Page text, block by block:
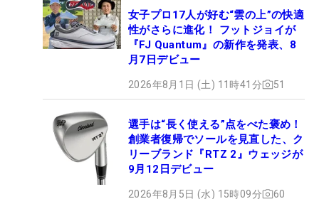
女子プロ17人が好む“雲の上”の快適
性がさらに進化！ フットジョイが
『FJ Quantum』の新作を発表、8
月7日デビュー
2026年8月1日 (土) 11時41分 51
選手は“長く使える”点をべた褒め！
創業者復帰でソールを見直した、ク
リーブランド『RTZ 2』ウェッジが
9月12日デビュー
2026年8月5日 (水) 15時09分 60